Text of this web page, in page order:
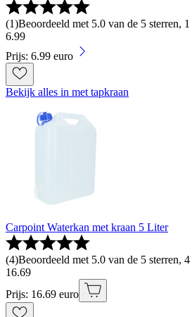
(1)Beoordeeld met 5.0 van de 5 sterren,
6.99
Prijs: 6.99 euro
Bekijk alles in met tapkraan
Carpoint Waterkan met kraan 5 Liter
(4)Beoordeeld met 5.0 van de 5 sterren,
16.69
Prijs: 16.69 euro